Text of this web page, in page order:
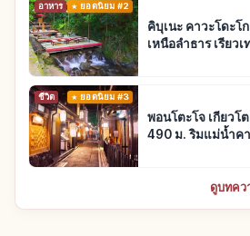
อาหาร ยอดนิยม #2
คิบุเนะ คาวะโดะโ
เหนือลำธาร เรียวเ
ชีวิต ยอดนิยม #3
พอนโตะโจ เกียวโ
490 ม. ริมแม่น้ำค
ดูบทคว